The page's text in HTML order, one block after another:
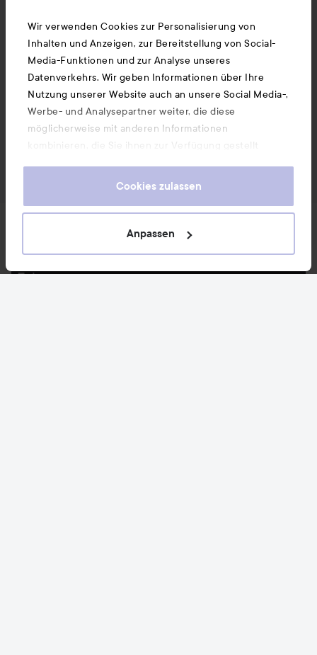
Wir verwenden Cookies zur Personalisierung von
Inhalten und Anzeigen, zur Bereitstellung von Social-
Media-Funktionen und zur Analyse unseres
Datenverkehrs. Wir geben Informationen über Ihre
Nutzung unserer Website auch an unsere Social Media-,
Werbe- und Analysepartner weiter, die diese
möglicherweise mit anderen Informationen
kombinieren, die Sie ihnen zur Verfügung gestellt
gesammelt haben. Wenn Sie unsere Website weiterhin
Cookies zu. Informationen darüber, wie Sie Ihre Cookie-
Einstellungen ändern können, finden Sie in unseren
Cookies zulassen
Anpassen
Neuigkeiten und Angebote
Folge uns